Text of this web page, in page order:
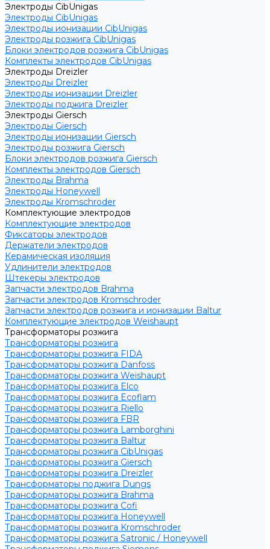
Электроды CibUnigas
Электроды CibUnigas
Электроды ионизации CibUnigas
Электроды розжига CibUnigas
Блоки электродов розжига CibUnigas
Комплекты электродов CibUnigas
Электроды Dreizler
Электроды Dreizler
Электроды ионизации Dreizler
Электроды поджига Dreizler
Электроды Giersch
Электроды Giersch
Электроды ионизации Giersch
Электроды розжига Giersch
Блоки электродов розжига Giersch
Комплекты электродов Giersch
Электроды Brahma
Электроды Honeywell
Электроды Kromschroder
Комплектующие электродов
Комплектующие электродов
Фиксаторы электродов
Держатели электродов
Керамическая изоляция
Удлинители электродов
Штекеры электродов
Запчасти электродов Brahma
Запчасти электродов Kromschroder
Запчасти электродов розжига и ионизации Baltur
Комплектующие электродов Weishaupt
Трансформаторы розжига
Трансформаторы розжига
Трансформаторы розжига FIDA
Трансформаторы розжига Danfoss
Трансформаторы розжига Weishaupt
Трансформаторы розжига Elco
Трансформаторы розжига Ecoflam
Трансформаторы розжига Riello
Трансформаторы розжига FBR
Трансформаторы розжига Lamborghini
Трансформаторы розжига Baltur
Трансформаторы розжига CibUnigas
Трансформаторы розжига Giersch
Трансформаторы розжига Dreizler
Трансформаторы поджига Dungs
Трансформаторы розжига Brahma
Трансформаторы розжига Cofi
Трансформаторы розжига Honeywell
Трансформаторы розжига Kromschroder
Трансформаторы розжига Satronic / Honeywell